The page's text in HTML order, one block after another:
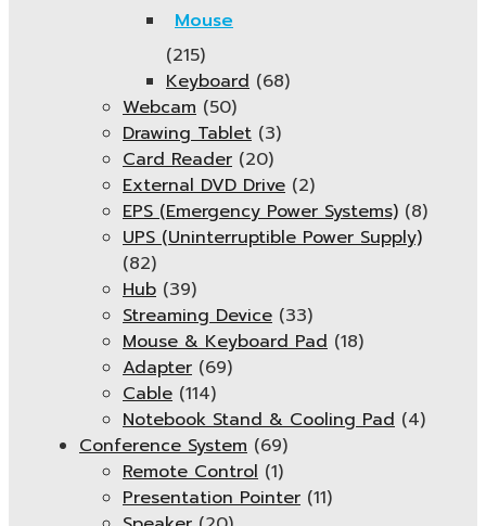
Mouse
(215)
Keyboard (68)
Webcam (50)
Drawing Tablet (3)
Card Reader (20)
External DVD Drive (2)
EPS (Emergency Power Systems) (8)
UPS (Uninterruptible Power Supply)
(82)
Hub (39)
Streaming Device (33)
Mouse & Keyboard Pad (18)
Adapter (69)
Cable (114)
Notebook Stand & Cooling Pad (4)
Conference System (69)
Remote Control (1)
Presentation Pointer (11)